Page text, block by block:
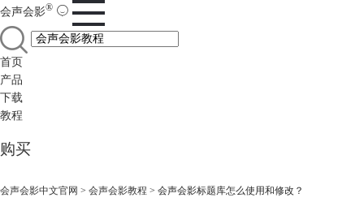
会声会影®
首页
产品
下载
教程
购买
会声会影中文官网 > 会声会影教程 > 会声会影标题库怎么使用和修改？